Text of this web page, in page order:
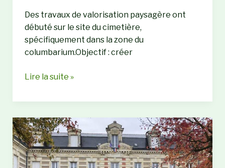
Des travaux de valorisation paysagère ont
débuté sur le site du cimetière,
spécifiquement dans la zone du
columbarium.Objectif : créer
Réaménagement
cimetière
zone
du
columbarium
Lire la suite »